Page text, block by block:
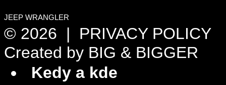
JEEP WRANGLER
© 2026 | PRIVACY POLICY
Created by BIG & BIGGER
Kedy a kde